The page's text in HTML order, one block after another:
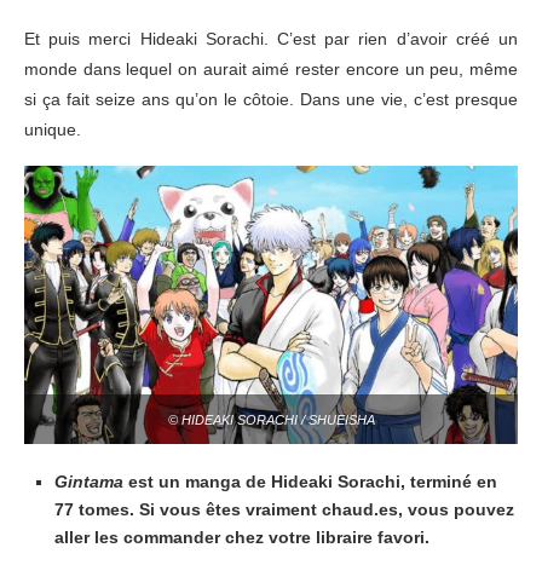
Et puis merci Hideaki Sorachi. C’est par rien d’avoir créé un
monde dans lequel on aurait aimé rester encore un peu, même
si ça fait seize ans qu’on le côtoie. Dans une vie, c’est presque
unique.
© HIDEAKI SORACHI / SHUEISHA
Gintama est un manga de Hideaki Sorachi, terminé en
77 tomes. Si vous êtes vraiment chaud.es, vous pouvez
aller les commander chez votre libraire favori.